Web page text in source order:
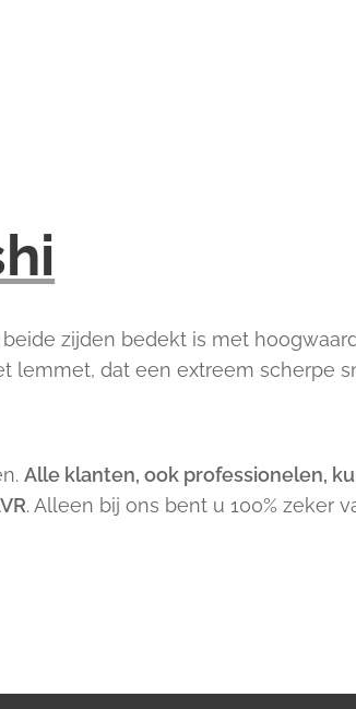
zijden bedekt is met
lemmet, dat een extreem scherpe
Alle klanten, ook professionelen,
. Alleen bij ons bent u 100% zeker